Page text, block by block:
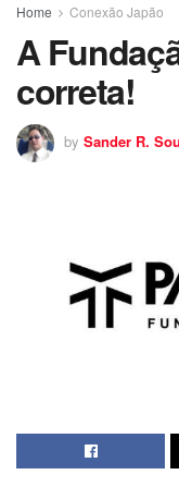
Home Conexão Japão
A
correta!
by Sander R.